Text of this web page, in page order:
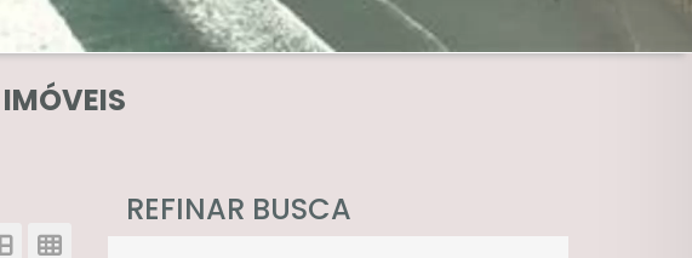
REFINAR BUSCA